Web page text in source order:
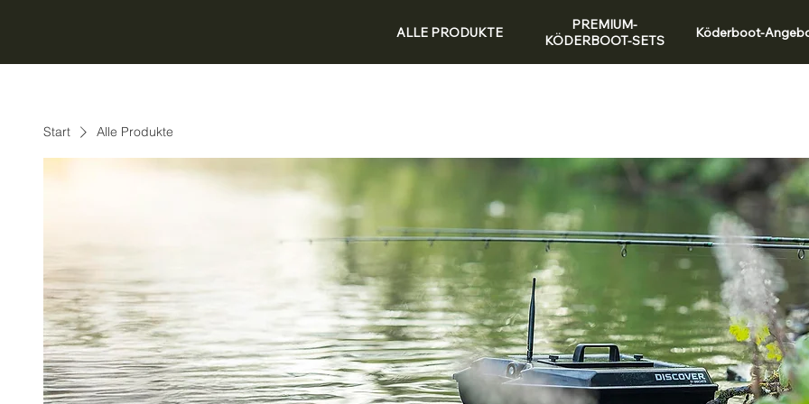
ALLE PRODUKTE
PREMIUM-
KÖDERBOOT-SETS
Köderboot-
Start Alle Produkte